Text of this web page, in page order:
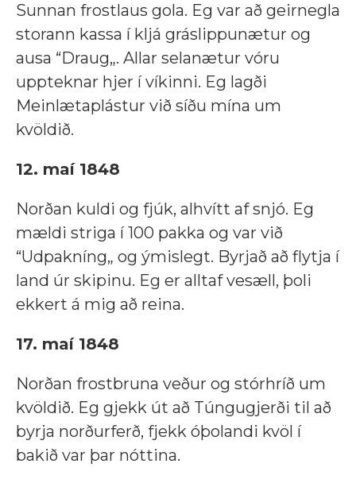
Sunnan frostlaus gola. Eg var að geirnegla
storann kassa í kljá gráslippunætur og
ausa “Draug„. Allar selanætur vóru
uppteknar hjer í víkinni. Eg lagði
Meinlætaplástur við síðu mína um
kvöldið.
12. maí 1848
Norðan kuldi og fjúk, alhvítt af snjó. Eg
mældi striga í 100 pakka og var við
“Udpakníng„ og ýmislegt. Byrjað að flytja í
land úr skipinu. Eg er alltaf vesæll, þoli
ekkert á mig að reina.
17. maí 1848
Norðan frostbruna veður og stórhríð um
kvöldið. Eg gjekk út að Túngugjerði til að
byrja norðurferð, fjekk óþolandi kvöl í
bakið var þar nóttina.